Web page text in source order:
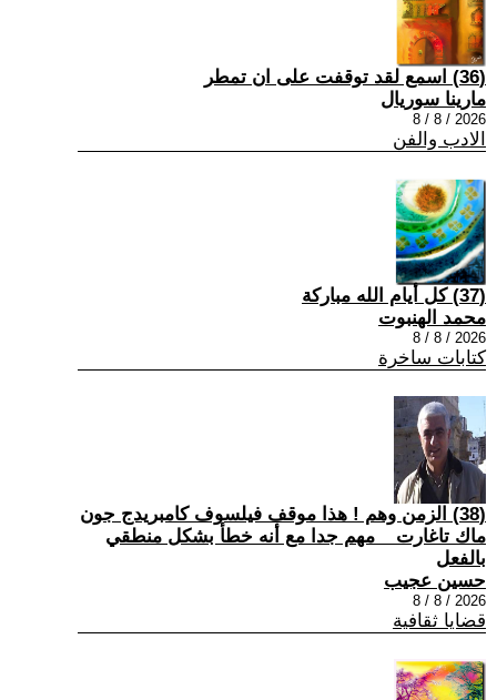
(36) اسمع لقد توقفت على ان تمطر
مارينا سوريال
2026 / 8 / 8
الادب والفن
(37) كل أيام الله مباركة
محمد الهنبوت
2026 / 8 / 8
كتابات ساخرة
(38) الزمن وهم ! هذا موقف فيلسوف كامبريدج جون
ماك تاغارت _ مهم جدا مع أنه خطأ بشكل منطقي
بالفعل
حسين عجيب
2026 / 8 / 8
قضايا ثقافية